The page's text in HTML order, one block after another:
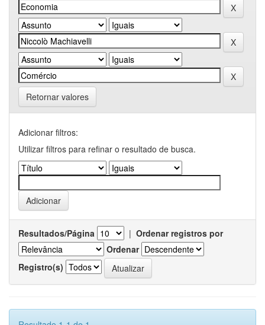
Retornar valores
Adicionar filtros:
Utilizar filtros para refinar o resultado de busca.
Resultados/Página | Ordenar registros por
Ordenar
Registro(s)